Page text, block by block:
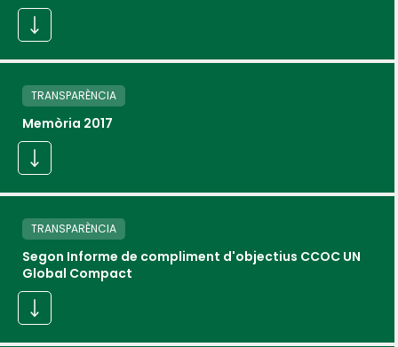
TRANSPARÈNCIA
Memòria 2017
TRANSPARÈNCIA
Segon Informe de compliment d'objectius CCOC UN
Global Compact